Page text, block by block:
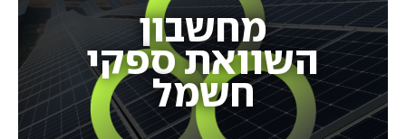
מחשבון
השוואת ספקי
חשמל